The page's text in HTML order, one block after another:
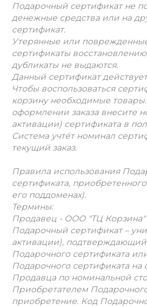
Подарочный сертификат не
денежные средства или на
сертификат.
Утерянные или
сертификаты
дубликаты не выдаются.
Данный сертификат
Чтобы воспользоваться
корзину необходимые
оформлении заказа внесите
активации) сертификата в
Система учтёт номинал
текущий заказ.
Правила использования
сертификата,
его поддоменах).
Термины:
Продавец - ООО "ТЦ Корзина"
Подарочный сертификат –
активации),
Подарочного сертификата
Подарочного сертификата на
Продавца по номинальной
Приобретателем
приобретение. Код